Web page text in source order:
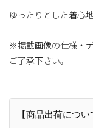
ゆったりとした着心
※掲載画像の仕様・
ご了承下さい。
【商品出荷につい